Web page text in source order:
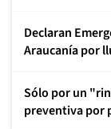
Declaran
Araucanía por
Sólo por un
preventiva por